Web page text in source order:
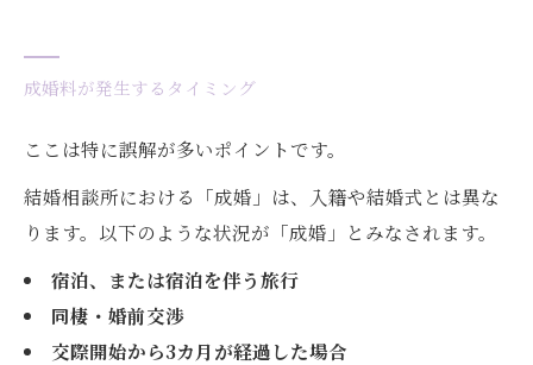
成婚料が発生するタイミング
ここは特に誤解が多いポイントです。
結婚相談所における「成婚」は、入籍や結婚式とは異な
ります。以下のような状況が「成婚」とみなされます。
宿泊、または宿泊を伴う旅行
同棲・婚前交渉
交際開始から3カ月が経過した場合